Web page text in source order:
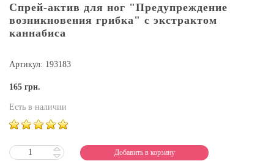
Спрей-актив для ног "Предупреждение
возникновения грибка" с экстрактом
каннабиса
Артикул: 193183
165 грн.
Есть в наличии
Добавить в корзину